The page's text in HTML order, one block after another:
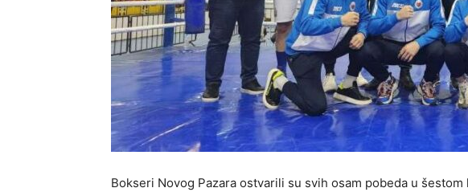
Bokseri Novog Pazara ostvarili su svih osam pobeda u